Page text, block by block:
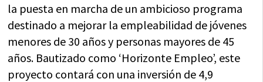
la puesta en marcha de un ambicioso programa
destinado a mejorar la empleabilidad de jóvenes
menores de 30 años y personas mayores de 45
años. Bautizado como ‘Horizonte Empleo’, este
proyecto contará con una inversión de 4,9